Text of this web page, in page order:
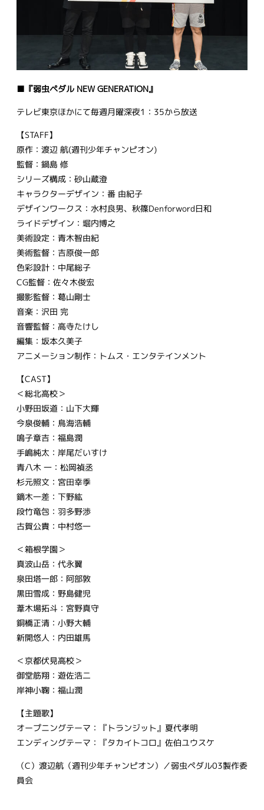
■『弱虫ペダル NEW GENERATION』
テレビ東京ほかにて毎週月曜深夜1：35から放送
【STAFF】
原作：渡辺 航(週刊少年チャンピオン)
監督：鍋島 修
シリーズ構成：砂山蔵澄
キャラクターデザイン：番 由紀子
デザインワークス：水村良男、秋篠Denforword日和
ライドデザイン：堀内博之
美術設定：青木智由紀
美術監督：吉原俊一郎
色彩設計：中尾総子
CG監督：佐々木俊宏
撮影監督：葛山剛士
音楽：沢田 完
音響監督：高寺たけし
編集：坂本久美子
アニメーション制作：トムス・エンタテインメント
【CAST】
＜総北高校＞
小野田坂道：山下大輝
今泉俊輔：鳥海浩輔
鳴子章吉：福島潤
手嶋純太：岸尾だいすけ
青八木 一：松岡禎丞
杉元照文：宮田幸季
鏑木一差：下野紘
段竹竜包：羽多野渉
古賀公貴：中村悠一
＜箱根学園＞
真波山岳：代永翼
泉田塔一郎：阿部敦
黒田雪成：野島健児
葦木場拓斗：宮野真守
銅橋正清：小野大輔
新開悠人：内田雄馬
＜京都伏見高校＞
御堂筋翔：遊佐浩二
岸神小鞠：福山潤
【主題歌】
オープニングテーマ：『トランジット』夏代孝明
エンディングテーマ：『タカイトコロ』佐伯ユウスケ
（C）渡辺航（週刊少年チャンピオン）／弱虫ペダル03製作委
員会